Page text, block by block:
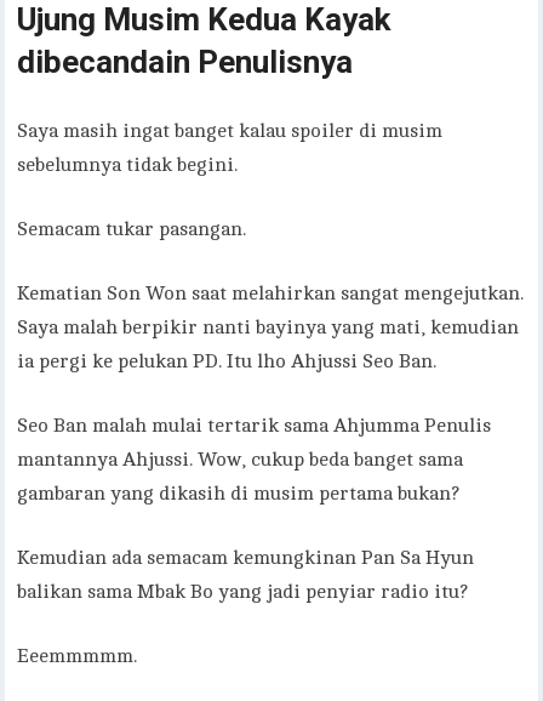
Ujung Musim Kedua Kayak
dibecandain Penulisnya
Saya masih ingat banget kalau spoiler di musim
sebelumnya tidak begini.
Semacam tukar pasangan.
Kematian Son Won saat melahirkan sangat mengejutkan.
Saya malah berpikir nanti bayinya yang mati, kemudian
ia pergi ke pelukan PD. Itu lho Ahjussi Seo Ban.
Seo Ban malah mulai tertarik sama Ahjumma Penulis
mantannya Ahjussi. Wow, cukup beda banget sama
gambaran yang dikasih di musim pertama bukan?
Kemudian ada semacam kemungkinan Pan Sa Hyun
balikan sama Mbak Bo yang jadi penyiar radio itu?
Eeemmmmm.